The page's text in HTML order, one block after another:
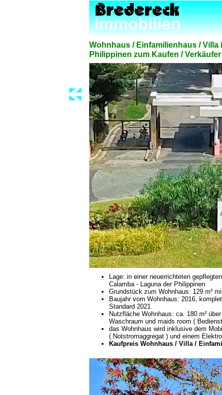
Wohnhaus / Einfamilienhaus /
Philippinen zum Kaufen / Verkäufer
Lage: in einer neuerrichteten
Calamba - Laguna der Philippinen
Grundstück zum Wohnhaus: 129 m²
Baujahr vom Wohnhaus: 2016,
Standard 2021
Nutzfläche Wohnhaus: ca. 180 m²
Waschraum und maids room (
das Wohnhaus wird inklusive dem
( Notstromaggregat ) und einem
Kaufpreis Wohnhaus / Villa /